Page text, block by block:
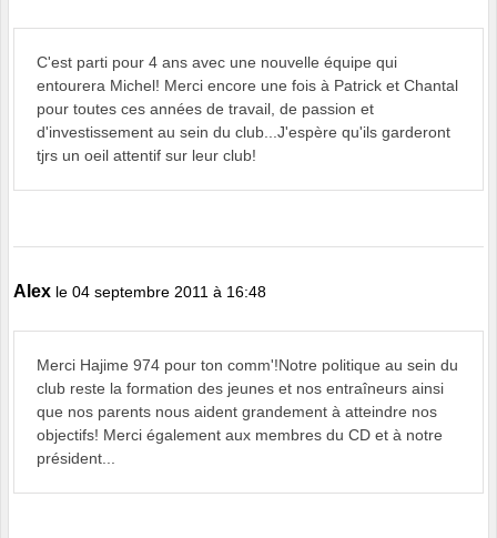
C'est parti pour 4 ans avec une nouvelle équipe qui
entourera Michel! Merci encore une fois à Patrick et Chantal
pour toutes ces années de travail, de passion et
d'investissement au sein du club...J'espère qu'ils garderont
tjrs un oeil attentif sur leur club!
Alex le 04 septembre 2011 à 16:48
Merci Hajime 974 pour ton comm'!Notre politique au sein du
club reste la formation des jeunes et nos entraîneurs ainsi
que nos parents nous aident grandement à atteindre nos
objectifs! Merci également aux membres du CD et à notre
président...